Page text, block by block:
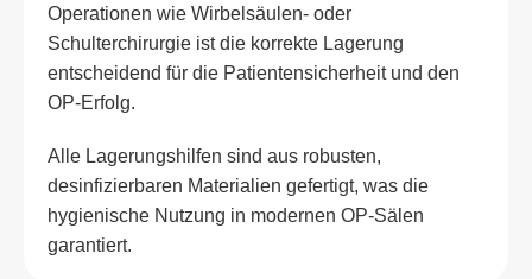
Operationen wie Wirbelsäulen- oder
Schulterchirurgie ist die korrekte Lagerung
entscheidend für die Patientensicherheit und den
OP-Erfolg.
Alle Lagerungshilfen sind aus robusten,
desinfizierbaren Materialien gefertigt, was die
hygienische Nutzung in modernen OP-Sälen
garantiert.